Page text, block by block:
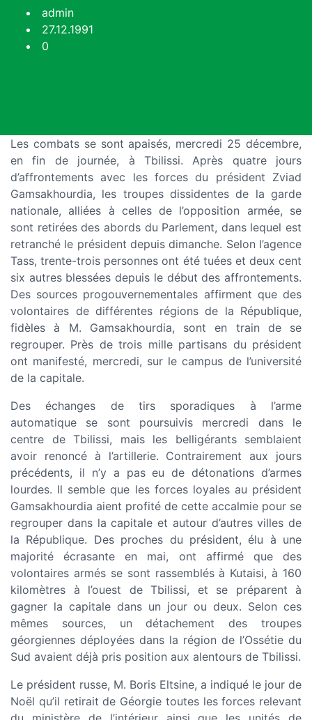
admin
27.12.1991
0
Les combats se sont apaisés, mercredi 25 décembre,
en fin de journée, à Tbilissi. Après quatre jours
d’affrontements avec les forces du président Zviad
Gamsakhourdia, les troupes dissidentes de la garde
nationale, alliées à celles de l’opposition armée, se
sont retirées des abords du Parlement, dans lequel est
retranché le président depuis dimanche. Selon l’agence
Tass, trente-trois personnes ont été tuées et deux cent
six autres blessées depuis le début des affrontements.
Des sources progouvernementales affirment que des
volontaires de différentes régions de la République,
fidèles à M. Gamsakhourdia, sont en train de se
regrouper. Près de trois mille partisans du président
ont manifesté, mercredi, sur le campus de l’université
de la capitale.
Des échanges de tirs sporadiques à l’arme
automatique se sont poursuivis mercredi dans le
centre de Tbilissi, mais les belligérants semblaient
avoir renoncé à l’artillerie. Contrairement aux jours
précédents, il n’y a pas eu de détonations d’armes
lourdes. Il semble que les forces loyales au président
Gamsakhourdia aient profité de cette accalmie pour se
regrouper dans la capitale et autour d’autres villes de
la République. Des proches du président, élu à une
majorité écrasante en mai, ont affirmé que des
volontaires armés se sont rassemblés à Kutaisi, à 160
kilomètres à l’ouest de Tbilissi, et se préparent à
gagner la capitale dans un jour ou deux. Selon ces
mêmes sources, un détachement des troupes
géorgiennes déployées dans la région de l’Ossétie du
Sud avaient déjà pris position aux alentours de Tbilissi.
Le président russe, M. Boris Eltsine, a indiqué le jour de
Noël qu’il retirait de Géorgie toutes les forces relevant